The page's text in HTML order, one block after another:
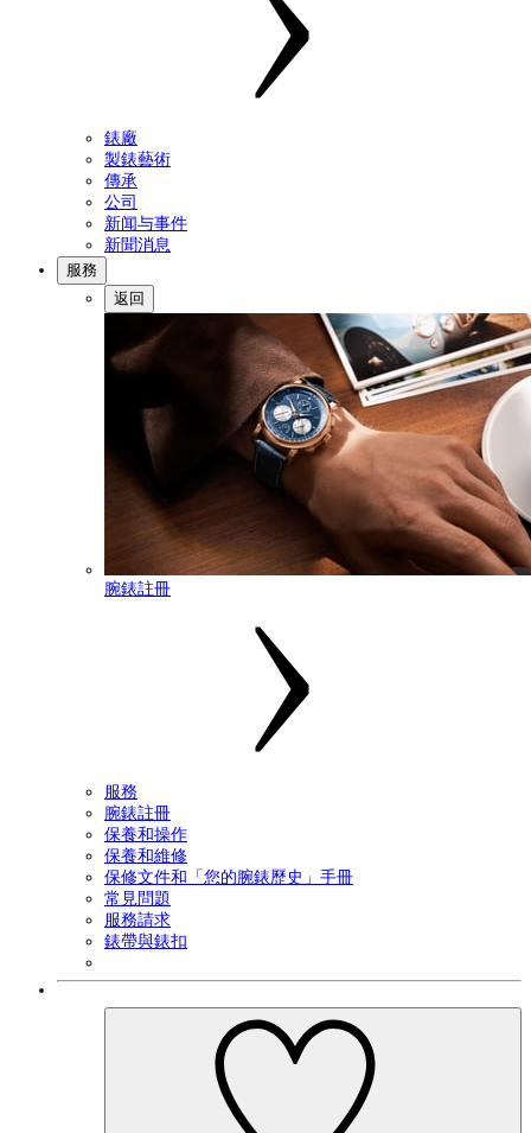
錶廠
製錶藝術
傳承
公司
新闻与事件
新聞消息
服務
返回
腕錶註冊
服務
腕錶註冊
保養和操作
保養和維修
保修文件和「您的腕錶歷史」手冊
常見問題
服務請求
錶帶與錶扣